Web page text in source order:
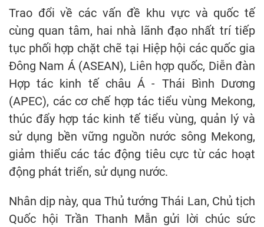
Trao đổi về các vấn đề khu vực và quốc tế
cùng quan tâm, hai nhà lãnh đạo nhất trí tiếp
tục phối hợp chặt chẽ tại Hiệp hội các quốc gia
Đông Nam Á (ASEAN), Liên hợp quốc, Diễn đàn
Hợp tác kinh tế châu Á - Thái Bình Dương
(APEC), các cơ chế hợp tác tiểu vùng Mekong,
thúc đẩy hợp tác kinh tế tiểu vùng, quản lý và
sử dụng bền vững nguồn nước sông Mekong,
giảm thiểu các tác động tiêu cực từ các hoạt
động phát triển, sử dụng nước.
Nhân dịp này, qua Thủ tướng Thái Lan, Chủ tịch
Quốc hội Trần Thanh Mẫn gửi lời chúc sức